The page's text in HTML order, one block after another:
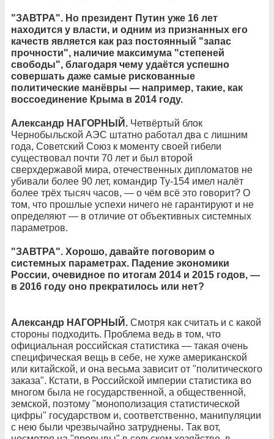
"ЗАВТРА". Но президент Путин уже 16 лет
находится у власти, и одним из признанных его
качеств является как раз постоянный "запас
прочности", наличие максимума "степеней
свободы", благодаря чему удаётся успешно
совершать даже самые рискованные
политические манёвры — например, такие, как
воссоединение Крыма в 2014 году.
Александр НАГОРНЫЙ. Четвёртый блок
Чернобыльской АЭС штатно работал два с лишним
года, Советский Союз к моменту своей гибели
существовал почти 70 лет и был второй
сверхдержавой мира, отечественных дипломатов не
убивали более 90 лет, командир Ту-154 имел налёт
более трёх тысяч часов, — о чём всё это говорит? О
том, что прошлые успехи ничего не гарантируют и не
определяют — в отличие от объективных системных
параметров.
"ЗАВТРА". Хорошо, давайте поговорим о
системных параметрах. Падение экономики
России, очевидное по итогам 2014 и 2015 годов, —
в 2016 году оно прекратилось или нет?
Александр НАГОРНЫЙ. Смотря как считать и с какой
стороны подходить. Проблема ведь в том, что
официальная российская статистика — такая очень
специфическая вещь в себе, не хуже американской
или китайской, и она весьма зависит от "политического
заказа". Кстати, в Российской империи статистика во
многом была не государственной, а общественной,
земской, поэтому "монополизация статистической
цифры" государством и, соответственно, манипуляции
с нею были чрезвычайно затруднены. Так вот,